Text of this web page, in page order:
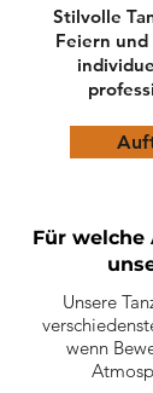
Stilvolle
Feiern und
Für welche
Unsere
wenn